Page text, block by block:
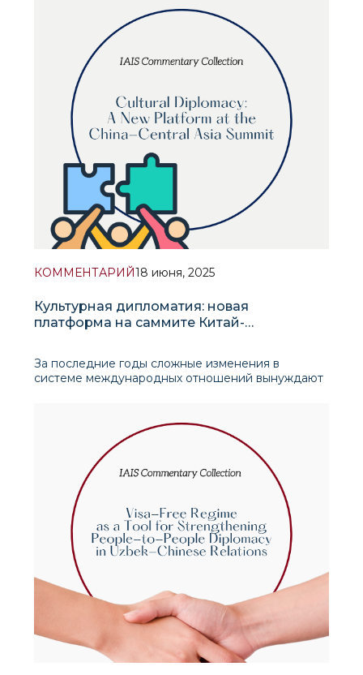
оказывают значительное влияние на
перемещение граждан. В частности, регион
Ближнего Востока находится в центре сло
КОММЕНТАРИЙ18 июня, 2025
Культурная дипломатия: новая
платформа на саммите Китай-
За последние годы сложные изменения в
системе международных отношений вынуждают
«мягкой силы». В этой связи культурная
дипломатия играет все более важную роль,
становясь ключевым фактором укрепления дов